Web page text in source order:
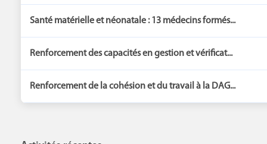
Santé matérielle et néonatale : 13 médecins formés...
Renforcement des capacités en gestion et vérificat...
Renforcement de la cohésion et du travail à la DAG...